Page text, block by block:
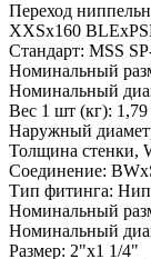
Переход
XXSх160
Стандарт: MSS
Номинальный
Номинальный
Вес 1 шт (кг): 1,79
Наружный
Толщина стенки,
Соединение:
Тип фитинга:
Номинальный
Номинальный
Размер: 2"х1 1/4"